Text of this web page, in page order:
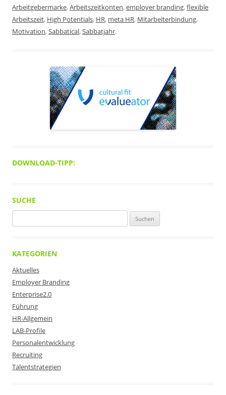
Arbeitgebermarke,Arbeitszeitkonten,employer branding,flexible
Arbeitszeit, High Potentials, HR, meta HR, Mitarbeiterbindung,
Motivation,Sabbatical,Sabbatjahr.
DOWNLOAD-TIPP:
SUCHE
nach:
KATEGORIEN
Aktuelles
Employer Branding
Enterprise2.0
Führung
HR-Allgemein
LAB-Profile
Personalentwicklung
Recruiting
Talentstrategien